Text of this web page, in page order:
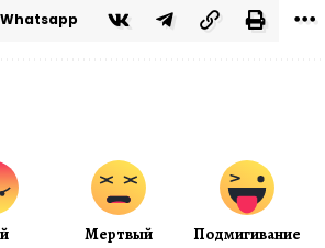
Whatsapp
Мертвый
Подмигивание